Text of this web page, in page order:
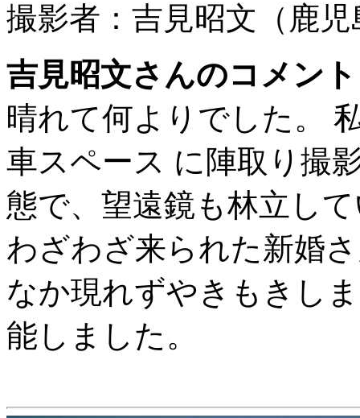
撮影者：吉見昭文（鹿
吉見昭文さんのコメン
晴れて何よりでした。
車スペース に陣取り撮
態で、望遠鏡も林立し
わざわざ来られた新婚
なか現れずやきもきし
能しました。